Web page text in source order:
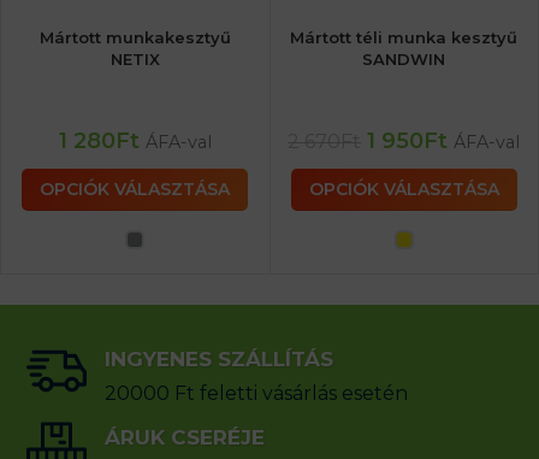
Mártott munkakesztyű
NETIX
1 280Ft ÁFA-val
OPCIÓK VÁLASZTÁSA
Mártott téli munka kesztyű
SANDWIN
1 950Ft ÁFA-val
OPCIÓK VÁLASZTÁSA
INGYENES SZÁLLÍTÁS
20000 Ft feletti vásárlás esetén
ÁRUK CSERÉJE